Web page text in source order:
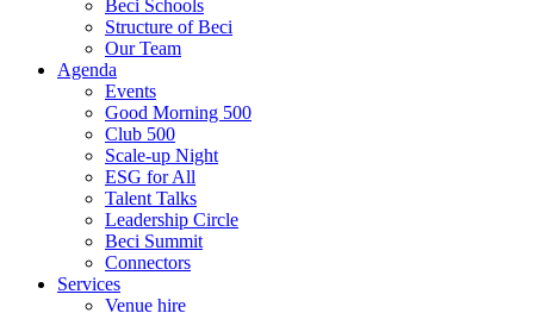
Beci Schools
Structure of Beci
Our Team
Agenda
Events
Good Morning 500
Club 500
Scale-up Night
ESG for All
Talent Talks
Leadership Circle
Beci Summit
Connectors
Services
Venue hire